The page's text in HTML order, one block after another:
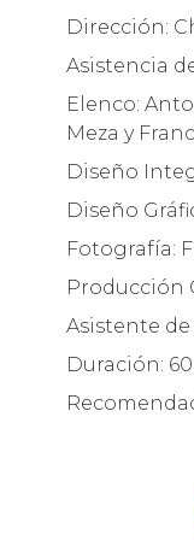
Dirección:
Asistencia
Elenco:
Meza y
Diseño
Diseño
Fotografía:
Producción
Asistente
Duración: